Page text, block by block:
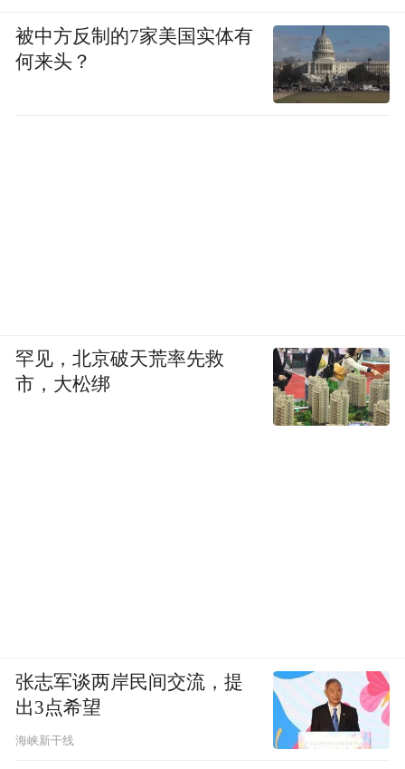
被中方反制的7家美国实体有
何来头？
罕见，北京破天荒率先救
市，大松绑
张志军谈两岸民间交流，提
出3点希望
海峡新干线